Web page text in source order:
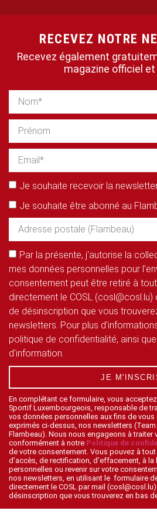
RECEVEZ NOTRE
Recevez également
magazine officiel et
Je souhaite recevoir la
Je souhaite être abonné au
Par la présente, j'autorise la
mes données personnelles pour
consentement peut être retiré à
directement le COSL (cosl@cosl.lu)
de désinscription que vous
newsletters. Pour plus
politique de confidentialité, ainsi
d'information.
JE
En complétant ce formulaire, vous
Sportif Luxembourgeois, responsable de
vos données personnelles aux fins de
exprimés ci-dessus, nos newsletters
Flambeau). Nous nous engageons à traiter
conformément à notre Politique de
de votre consentement. Vous pouvez à
d’accès, de rectification, d’effacement, à
personnelles ou revenir sur votre
nos newsletters, en utilisant le formulaire
directement le COSL par mail
désinscription que vous trouverez en bas